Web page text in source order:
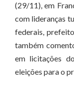
(29/11), em
com lideranças
federais,
também
em licitações
eleições para o